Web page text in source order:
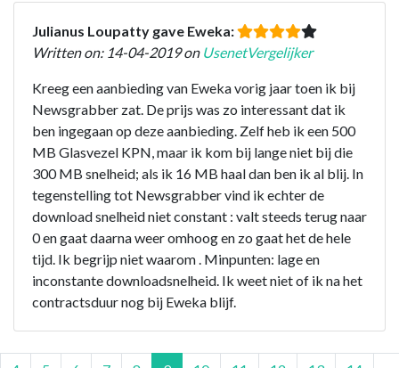
Julianus Loupatty gave Eweka:
Written on: 14-04-2019 on UsenetVergelijker
Kreeg een aanbieding van Eweka vorig jaar toen ik bij
Newsgrabber zat. De prijs was zo interessant dat ik
ben ingegaan op deze aanbieding. Zelf heb ik een 500
MB Glasvezel KPN, maar ik kom bij lange niet bij die
300 MB snelheid; als ik 16 MB haal dan ben ik al blij. In
tegenstelling tot Newsgrabber vind ik echter de
download snelheid niet constant : valt steeds terug naar
0 en gaat daarna weer omhoog en zo gaat het de hele
tijd. Ik begrijp niet waarom . Minpunten: lage en
inconstante downloadsnelheid. Ik weet niet of ik na het
contractsduur nog bij Eweka blijf.